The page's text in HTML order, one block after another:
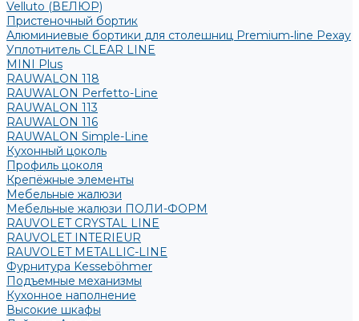
Velluto (ВЕЛЮР)
Пристеночный бортик
Алюминиевые бортики для столешниц Premium‑line Рехау
Уплотнитель CLEAR LINE
MINI Plus
RAUWALON 118
RAUWALON Perfetto-Line
RAUWALON 113
RAUWALON 116
RAUWALON Simple-Line
Кухонный цоколь
Профиль цоколя
Крепёжные элементы
Мебельные жалюзи
Мебельные жалюзи ПОЛИ-ФОРМ
RAUVOLET CRYSTAL LINE
RAUVOLET INTERIEUR
RAUVOLET METALLIC-LINE
Фурнитура Kesseböhmer
Подъемные механизмы
Кухонное наполнение
Высокие шкафы